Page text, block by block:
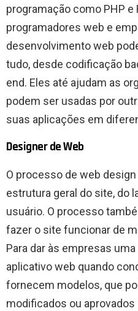
programação como PHP e
programadores web e
desenvolvimento web
tudo, desde codificação
end. Eles até ajudam as
podem ser usadas por
suas aplicações em
Designer de Web
O processo de web
estrutura geral do site, do
usuário. O processo
fazer o site funcionar de
Para dar às empresas
aplicativo web quando
fornecem modelos, que
modificados ou